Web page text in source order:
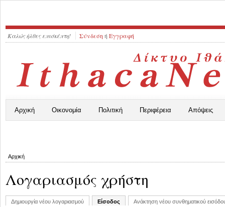
Καλώς ήλθες επισκέπτη! Σύνδεση ή Εγγραφή
Αρχική Οικονομία Πολιτική Περιφέρεια Απόψεις
Αρχική
Λογαριασμός χρήστη
Δημιουργία νέου λογαριασμού Είσοδος Ανάκτηση νέου συνθηματικού